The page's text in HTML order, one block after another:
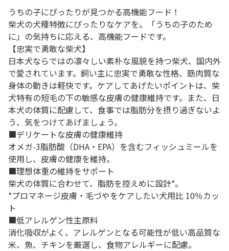
うちの子にぴったりが見つかる高機能フード！
柴犬の犬種特徴にぴったりなケアを。「うちの子のため
に」の気持ちに応える、高機能フードです。
【忠実で勇敢な柴犬】
日本犬ならではの凛々しい素朴な風貌を持つ柴犬、国内外
で愛されています。飼い主に忠実で勇敢な性格、筋肉質な
身体の動きは軽快です。ケアしてあげたいポイントは、柴
犬特有の短毛の下の敏感な皮膚の健康維持です。また、日
本犬の体質に配慮して、食事では脂肪分を摂り過ぎないよ
う、気をつけてあげましょう。
■デリケートな皮膚の健康維持
オメガ-3脂肪酸（DHA・EPA）を含むフィッシュミールを
使用し、皮膚の健康を維持。
■理想体重の維持をサポート
柴犬の体質に合わせて、脂肪を控えめに設計*。
*プロマネージ皮膚・毛づやをケアしたい犬用比 10％カッ
ト
■低アレルゲン性主原料
消化吸収がよく、アレルゲンとなる可能性が低い高品質な
米、魚、チキンを厳選し、食物アレルギーに配慮。